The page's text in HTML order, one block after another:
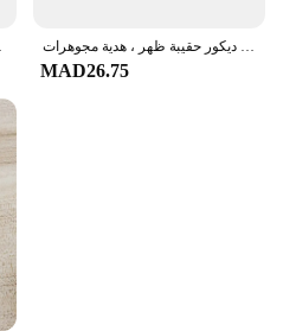
مضحك شقيق بروش مينا على شكل نقود إبداعي ، رمز دولار ، شارة طية صدر ورقة نقدية ، ديكور حقيبة ظهر ، هدية مجوهرات
MAD26.75